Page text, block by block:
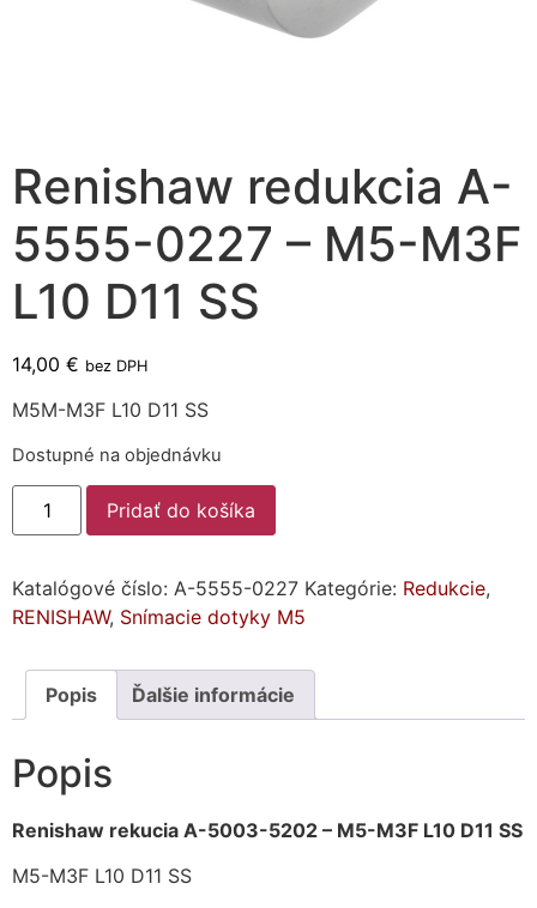
Renishaw redukcia A-
5555-0227 – M5-M3F
L10 D11 SS
14,00 € bez DPH
M5M-M3F L10 D11 SS
Dostupné na objednávku
Pridať do košíka
Katalógové číslo: A-5555-0227 Kategórie: Redukcie,
RENISHAW, Snímacie dotyky M5
Popis Ďalšie informácie
Popis
Renishaw rekucia A-5003-5202 – M5-M3F L10 D11 SS
M5-M3F L10 D11 SS